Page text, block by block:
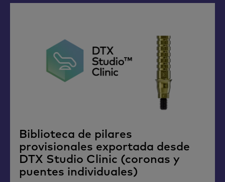
Biblioteca de pilares
provisionales exportada desde
DTX Studio Clinic (coronas y
puentes individuales)